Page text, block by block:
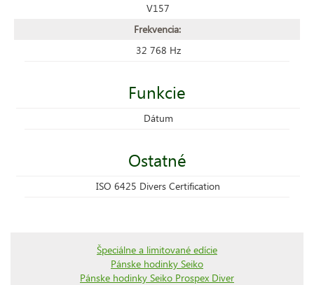
V157
Frekvencia:
32 768 Hz
Funkcie
Dátum
Ostatné
ISO 6425 Divers Certification
Špeciálne a limitované edície
Pánske hodinky Seiko
Pánske hodinky Seiko Prospex Diver